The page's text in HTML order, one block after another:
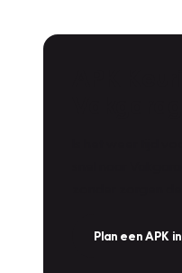
Plan een APK in